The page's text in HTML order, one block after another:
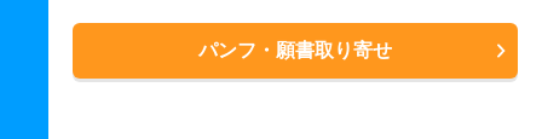
パンフ・願書取り寄せ